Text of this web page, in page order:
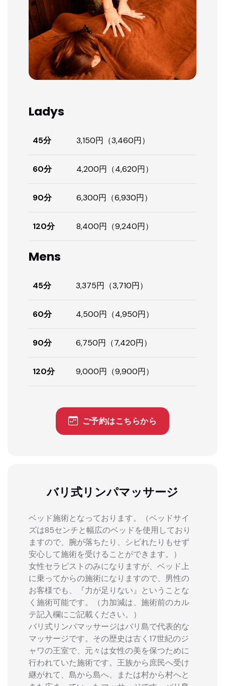
Ladys
45分 3,150円（3,460円）
60分 4,200円（4,620円）
90分 6,300円（6,930円）
120分 8,400円（9,240円）
Mens
45分 3,375円（3,710円）
60分 4,500円（4,950円）
90分 6,750円（7,420円）
120分 9,000円（9,900円）
ご予約はこちらから
バリ式リンパマッサージ
ベッド施術となっております。（ベッドサイ
ズは85センチと幅広のベッドを使用しており
ますので、腕が落ちたり、シビれたりもせず
安心して施術を受けることができます。）
女性セラピストのみになりますが、ベッド上
に乗ってからの施術になりますので、男性の
お客様でも、『力が足りない』ということな
く施術可能です。（力加減は、施術前のカル
テ記入欄にご記載ください。）
バリ式リンパマッサージはバリ島で代表的な
マッサージです。その歴史は古く17世紀のジ
ャワの王室で、元々は女性の美を保つために
行われていた施術です。王族から庶民へ受け
継がれて、島から島へ、または村から村へと